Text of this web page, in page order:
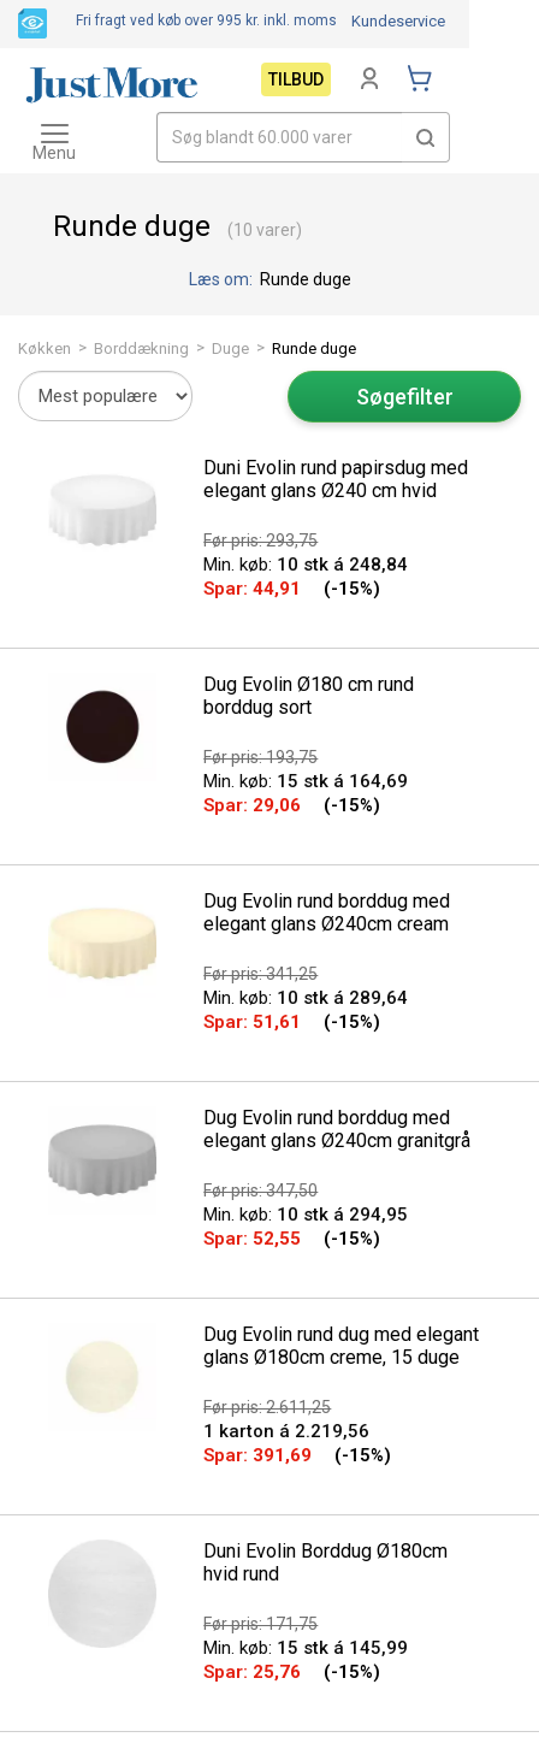
Runde duge (10 varer)
Læs om: Runde duge
Køkken > Borddækning > Duge > Runde duge
Søgefilter
Duni Evolin rund papirsdug med
elegant glans Ø240 cm hvid
Før pris: 293,75
Min. køb: 10 stk á 248,84
Spar:44,91 (-15%)
Dug Evolin Ø180 cm rund
borddug sort
Før pris: 193,75
Min. køb: 15 stk á 164,69
Spar: 29,06 (-15%)
Dug Evolin rund borddug med
elegant glans Ø240cm cream
Før pris: 341,25
Min. køb: 10 stk á 289,64
Spar: 51,61 (-15%)
Dug Evolin rund borddug med
elegant glans Ø240cm granitgrå
Før pris: 347,50
Min. køb: 10 stk á 294,95
Spar: 52,55 (-15%)
Dug Evolin rund dug med elegant
glans Ø180cm creme, 15 duge
Før pris: 2.611,25
1 karton á 2.219,56
Spar: 391,69 (-15%)
Duni Evolin Borddug Ø180cm
hvid rund
Før pris: 171,75
Min. køb: 15 stk á 145,99
Spar: 25,76 (-15%)
Fri fragt ved køb over 995 kr. inkl. moms Kundeservice
TILBUD
Toggle
navigation
Menu